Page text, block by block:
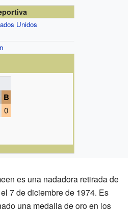
Unidos
B
0
es una nadadora retirada de
7 de diciembre de 1974. Es
una medalla de oro en los